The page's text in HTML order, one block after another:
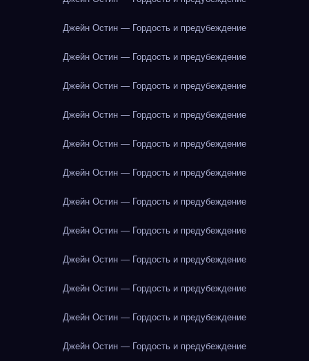
Джейн Остин — Гордость и предубеждение
Джейн Остин — Гордость и предубеждение
Джейн Остин — Гордость и предубеждение
Джейн Остин — Гордость и предубеждение
Джейн Остин — Гордость и предубеждение
Джейн Остин — Гордость и предубеждение
Джейн Остин — Гордость и предубеждение
Джейн Остин — Гордость и предубеждение
Джейн Остин — Гордость и предубеждение
Джейн Остин — Гордость и предубеждение
Джейн Остин — Гордость и предубеждение
Джейн Остин — Гордость и предубеждение